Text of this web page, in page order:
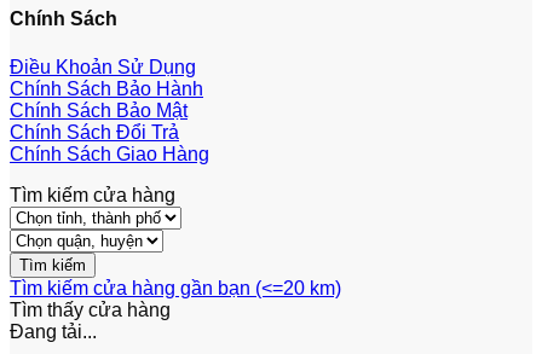
Chính Sách
Điều Khoản Sử Dụng
Chính Sách Bảo Hành
Chính Sách Bảo Mật
Chính Sách Đổi Trả
Chính Sách Giao Hàng
Tìm kiếm cửa hàng
Tìm kiếm cửa hàng gần bạn (<=20 km)
Tìm thấy cửa hàng
Đang tải...